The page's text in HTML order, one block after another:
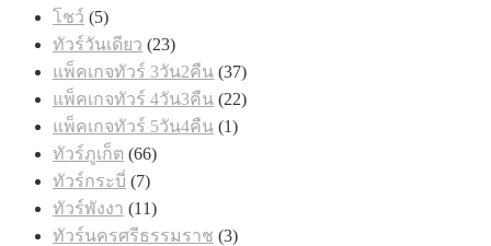
โชว์ 55
สินค้า
ทัวร์วันเดียว 2323
สินค้า
แพ็คเกจทัวร์ 3วัน2คืน 3737
สินค้า
แพ็คเกจทัวร์ 4วัน3คืน 2222
แพ็คเกจทัวร์ 5วัน4คืน 11
ทัวร์ภูเก็ต 6666
ทัวร์กระบี่ 77
สินค้า
ทัวร์พังงา 1111
ทัวร์นครศรีธรรมราช 33